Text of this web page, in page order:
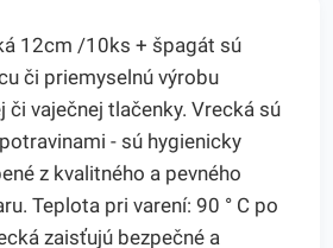
12cm /10ks + špagát sú
či priemyselnú výrobu
či vaječnej tlačenky. Vrecká sú
- sú hygienicky
z kvalitného a pevného
Teplota pri varení: 90 ° C po
zaisťujú bezpečné a